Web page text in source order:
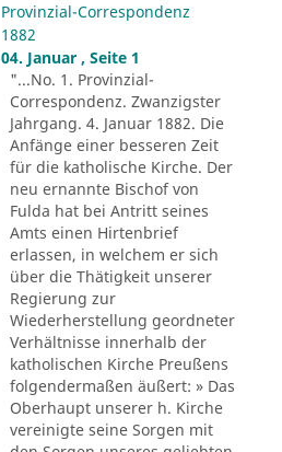
Provinzial-Correspondenz
1882
04. Januar , Seite 1
"...No. 1. Provinzial-
Correspondenz. Zwanzigster
Jahrgang. 4. Januar 1882. Die
Anfänge einer besseren Zeit
für die katholische Kirche. Der
neu ernannte Bischof von
Fulda hat bei Antritt seines
Amts einen Hirtenbrief
erlassen, in welchem er sich
über die Thätigkeit unserer
Regierung zur
Wiederherstellung geordneter
Verhältnisse innerhalb der
katholischen Kirche Preußens
folgendermaßen äußert: » Das
Oberhaupt unserer h. Kirche
vereinigte seine Sorgen mit